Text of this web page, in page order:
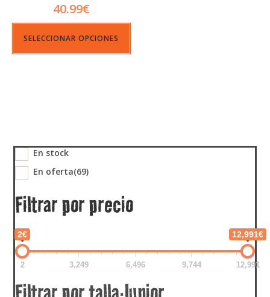
40.99€
SELECCIONAR OPCIONES
En stock
En oferta(69)
Filtrar por precio
2€ 12,991€
2 3,249 6,496 9,744 12,991